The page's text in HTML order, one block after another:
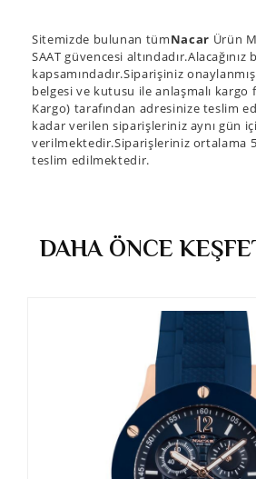
Sitemizde bulunan tümNacar Ürün
SAAT güvencesi
kapsamındadır.Siparişiniz
belgesi ve kutusu ile anlaşmalı kargo
Kargo) tarafından adresinize teslim
kadar verilen siparişleriniz aynı gün
verilmektedir.Siparişleriniz ortalama
teslim edilmektedir.
DAHA ÖNCE